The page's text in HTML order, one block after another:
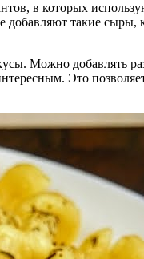
в которых
такие сыры,
Можно добавлять
Это